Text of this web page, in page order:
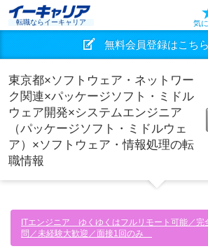
転職ならイーキャリア 気
無料会員登録はこち
東京都×ソフトウェア・ネットワー
ク関連×パッケージソフト・ミドル
ウェア開発×システムエンジニア
（パッケージソフト・ミドルウェ
ア）×ソフトウェア・情報処理の転
職情報
ITエンジニア ゆくゆくはフルリモート可能／完
問／未経験大歓迎／面接1回のみ